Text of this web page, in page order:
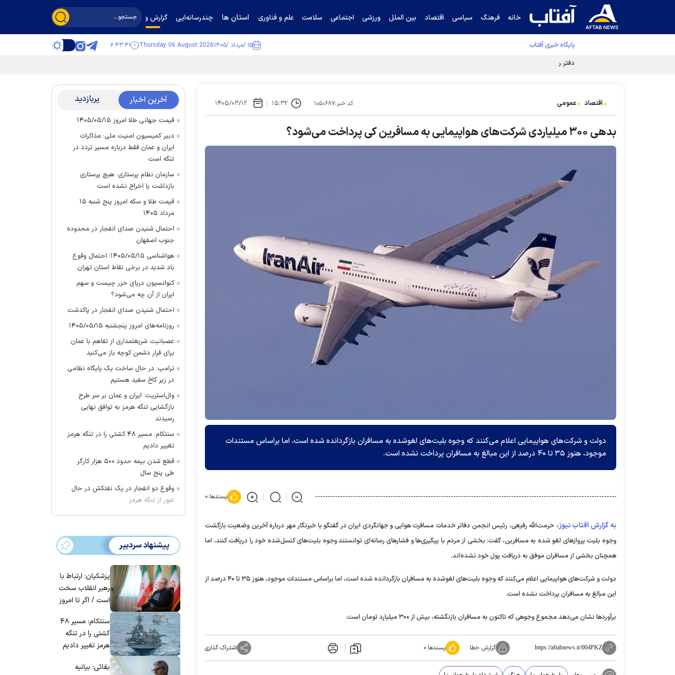
خانه فرهنگ سیاسی اقتصاد بین الملل ورزشی اجتماعی سلامت علم و فناوری استان ها چندرسانه‌ایی گزارش و گفت‌وگو
پایگاه خبری آفتاب ۱۵ /مرداد /۱۴۰۵ Thursday 06 August 2026 ۶:۴۳:۴۲
دفتر رهبر انقلاب ادعای خرازی درباره پزشکیان را تکذیب کرد
اقتصاد عمومی کد خبر:۱۰۵۰۶۸۷ ۱۵:۳۲ ۱۴۰۵/۰۳/۱۲
بدهی ۳۰۰ میلیاردی شرکت‌های هواپیمایی به مسافرین کی پرداخت می‌شود؟
دولت و شرکت‌های هواپیمایی اعلام می‌کنند که وجوه بلیت‌های لغوشده به مسافران بازگردانده شده است، اما براساس مستندات
موجود، هنوز ۳۵ تا ۴۰ درصد از این مبالغ به مسافران پرداخت نشده است.
پسندها:۰
به گزارش آفتاب نیوز، حرمت‌الله رفیعی، رئیس انجمن دفاتر خدمات مسافرت هوایی و جهانگردی ایران در گفتگو با خبرنگار مهر درباره آخرین وضعیت بازگشت
وجوه بلیت پروازهای لغو شده به مسافرین، گفت: بخشی از مردم با پیگیری‌ها و فشارهای رسانه‌ای توانستند وجوه بلیت‌های کنسل‌شده خود را دریافت کنند، اما
همچنان بخشی از مسافران موفق به دریافت پول خود نشده‌اند.
دولت و شرکت‌های هواپیمایی اعلام می‌کنند که وجوه بلیت‌های لغوشده به مسافران بازگردانده شده است، اما براساس مستندات موجود، هنوز ۳۵ تا ۴۰ درصد از
این مبالغ به مسافران پرداخت نشده است.
برآوردها نشان می‌دهد مجموع وجوهی که تاکنون به مسافران بازنگشته، بیش از ۳۰۰ میلیارد تومان است.
https://aftabnews.ir/004PKZ گزارش خطا پسندها:۰ اشتراک گذاری
آخرین اخبار پربازدید
قیمت جهانی طلا امروز ۱۴۰۵/۰۵/۱۵
دبیر کمیسیون امنیت ملی: مذاکرات
ایران و عمان فقط درباره مسیر تردد در
تنگه است
سازمان نظام پرستاری: هیچ پرستاری
بازداشت یا اخراج نشده است
قیمت طلا و سکه امروز پنج شنبه ۱۵
مرداد ۱۴۰۵
احتمال شنیدن صدای انفجار در محدوده
جنوب اصفهان
هواشناسی ۱۴۰۵/۰۵/۱۵؛ احتمال وقوع
باد شدید در برخی نقاط استان تهران
کنوانسیون دریای خزر چیست و سهم
ایران از آن چه می‌شود؟
احتمال شنیدن صدای انفجار در پاکدشت
روزنامه‌های امروز پنجشنبه ۱۴۰۵/۰۵/۱۵
عصبانیت شریعتمداری از تفاهم با عمان:
برای فرار دشمن کوچه باز می‌کنید
ترامپ: در حال ساخت یک پایگاه نظامی
در زیر کاخ سفید هستیم
وال‌استریت: ایران و عمان بر سر طرح
بازگشایی تنگه هرمز به توافق نهایی
رسیدند
سنتکام: مسیر ۴۸ کشتی را در تنگه هرمز
تغییر دادیم
قطع شدن بیمه حدود ۵۰۰ هزار کارگر
طی پنج سال
وقوع دو انفجار در یک نفتکش در حال
عبور از تنگه هرمز
پیشنهاد سردبیر
پزشکیان: ارتباط با
رهبر انقلاب سخت
است / اگر تا امروز
مردم ایران استسنتکام: مسیر ۴۸
کشتی را در تنگه
هرمز تغییر دادیم
بقائی: بیانیه